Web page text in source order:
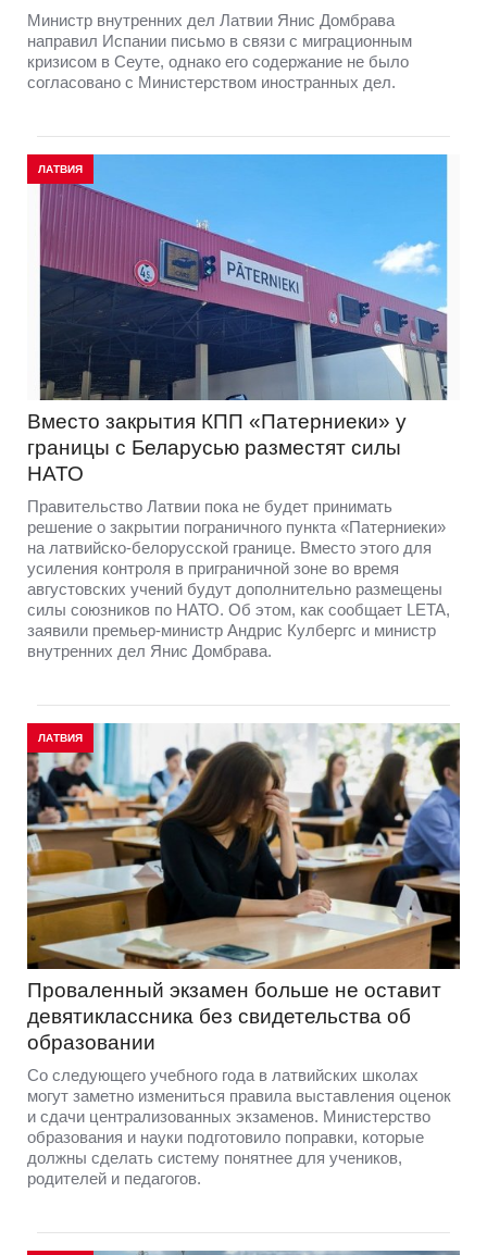
Министр внутренних дел Латвии Янис Домбрава
направил Испании письмо в связи с миграционным
кризисом в Сеуте, однако его содержание не было
согласовано с Министерством иностранных дел.
ЛАТВИЯ
Вместо закрытия КПП «Патерниеки» у
границы с Беларусью разместят силы
НАТО
Правительство Латвии пока не будет принимать
решение о закрытии пограничного пункта «Патерниеки»
на латвийско-белорусской границе. Вместо этого для
усиления контроля в приграничной зоне во время
августовских учений будут дополнительно размещены
силы союзников по НАТО. Об этом, как сообщает LETA,
заявили премьер-министр Андрис Кулбергс и министр
внутренних дел Янис Домбрава.
ЛАТВИЯ
Проваленный экзамен больше не оставит
девятиклассника без свидетельства об
образовании
Со следующего учебного года в латвийских школах
могут заметно измениться правила выставления оценок
и сдачи централизованных экзаменов. Министерство
образования и науки подготовило поправки, которые
должны сделать систему понятнее для учеников,
родителей и педагогов.